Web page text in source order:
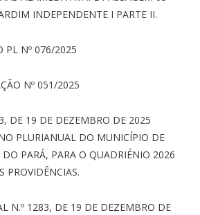
INDEPENDENTE I PARTE II.
PL Nº 076/2025
Nº 051/2025
DE 19 DE DEZEMBRO DE 2025
PLURIANUAL DO MUNICÍPIO DE
PARÁ, PARA O QUADRIÉNIO 2026
PROVIDÊNCIAS.
N.º 1283, DE 19 DE DEZEMBRO DE